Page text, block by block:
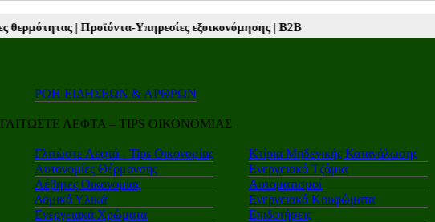
εξοικονόμησης |Β2Β νέα |Autotriti.gr |Mototriti.gr |Electro.triti |
ΡΟΗ ΕΙΔΗΣΕΩΝ & ΑΡΘΡΩΝ
ΓΛΙΤΩΣΤΕ ΛΕΦΤΑ – TIPS ΟΙΚΟΝΟΜΙΑΣ
Γλιτώστε Λεφτά - Tips Οικονομίας
Αυτονομίες Θέρμανσης
Λέβητες Οικονομίας
Δομικά Υλικά
Ενεργειακά Χρώματα
Κτίρια Μηδενικής Κατανάλωσης
Ενεργειακά Τζάμια
Αυτοματισμοί
Ενεργειακά Κουφώματα
Επιδοτήσεις